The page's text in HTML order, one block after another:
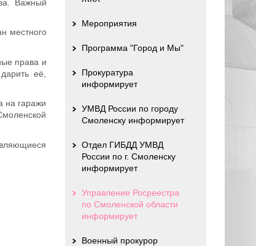
Важный
местного
права и
её,
на гаражи
Мероприятия
Программа "Город и Мы"
Прокуратура
информирует
УМВД России по городу
Смоленску информирует
Отдел ГИБДД УМВД
России по г. Смоленску
информирует
Управление Росреестра
по Смоленской области
информирует
Военный прокурор